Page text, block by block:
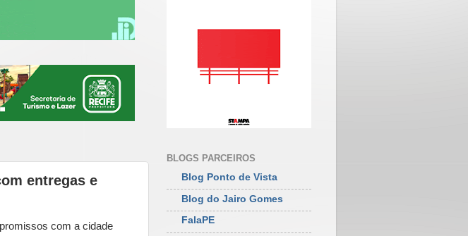
entregas e
BLOGS PARCEIROS
Blog Ponto de Vista
Blog do Jairo Gomes
FalaPE